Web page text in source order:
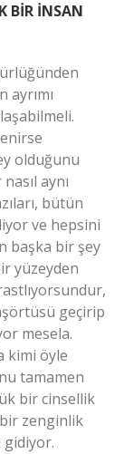
BİR İNSAN
ayrımı
olduğunu
aynı
bütün
ve hepsini
başka bir şey
yüzeyden
geçirip
mesela.
kimi öyle
tamamen
bir cinsellik
zenginlik